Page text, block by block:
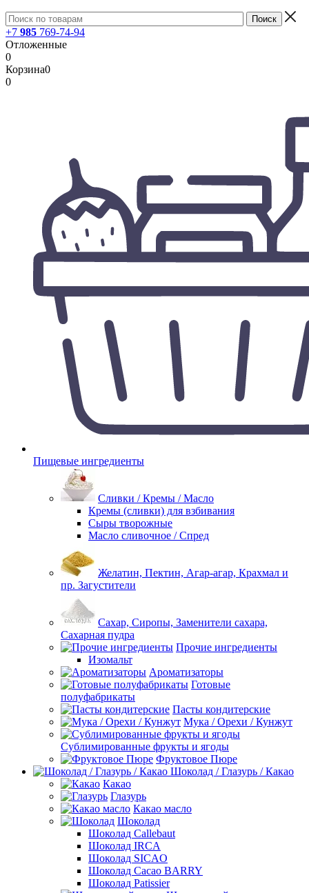
+7 985 769-74-94
Отложенные
0
Корзина0
0
Пищевые ингредиенты
Сливки / Кремы / Масло
Кремы (сливки) для взбивания
Сыры творожные
Масло сливочное / Спред
Желатин, Пектин, Агар-агар, Крахмал и
пр. Загустители
Сахар, Сиропы, Заменители сахара,
Сахарная пудра
Прочие ингредиенты
Изомальт
Ароматизаторы
Готовые
полуфабрикаты
Пасты кондитерские
Мука / Орехи / Кунжут
Сублимированные фрукты и ягоды
Фруктовое Пюре
Шоколад / Глазурь / Какао
Какао
Глазурь
Какао масло
Шоколад
Шоколад Callebaut
Шоколад IRCA
Шоколад SICAO
Шоколад Cacao BARRY
Шоколад Patissier